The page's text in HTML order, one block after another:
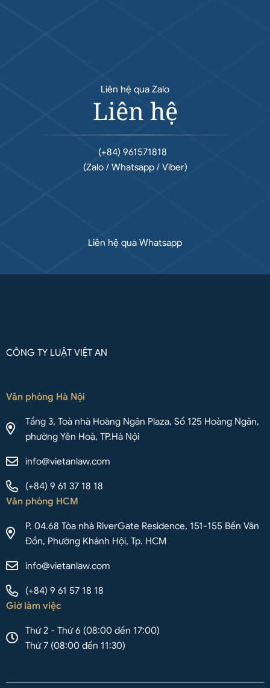
Liên hệ qua Zalo
Liên hệ
(+84) 961571818
(Zalo / Whatsapp / Viber)
Liên hệ qua Whatsapp
CÔNG TY LUẬT VIỆT AN
Văn phòng Hà Nội
Tầng 3, Toà nhà Hoàng Ngân Plaza, Số 125 Hoàng Ngân,
phường Yên Hoà, TP.Hà Nội
info@vietanlaw.com
(+84) 9 61 37 18 18
Văn phòng HCM
P. 04.68 Tòa nhà RiverGate Residence, 151-155 Bến Vân
Đồn, Phường Khánh Hội, Tp. HCM
info@vietanlaw.com
(+84) 9 61 57 18 18
Giờ làm việc
Thứ 2 - Thứ 6 (08:00 đến 17:00)
Thứ 7 (08:00 đến 11:30)